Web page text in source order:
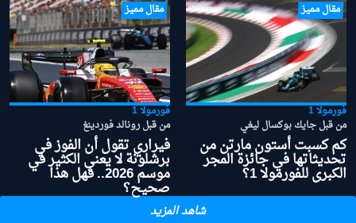
مقال مميز
فورمولا 1
من قبل جايك بوكسال ليغي
كم كسبت أستون مارتن من
تحديثاتها في جائزة المجر
الكبرى للفورمولا 1؟
مقال مميز
فورمولا 1
من قبل رونالد فوردينغ
فيراري تقول أن الفوز في
برشلونة لا يعني الكثير في
موسم 2026.. فهل هذا
صحيح؟
شاهد المزيد